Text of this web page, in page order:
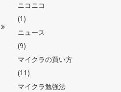
ニコニコ
(1)
ニュース
(9)
マイクラの買い方
(11)
マイクラ勉強法